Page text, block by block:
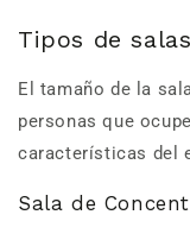
Tipos de
El tamaño de la
personas que
características del
Sala de